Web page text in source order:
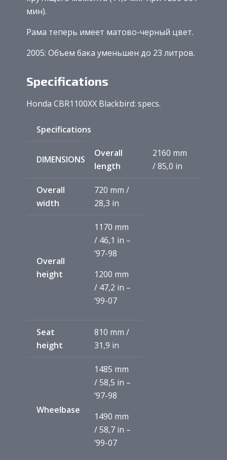
мин).
Рама теперь имеет матово-черный цвет.
2005: Объем бака уменьшен до 23 литров.
Specifications
Honda CBR1100XX Blackbird: specs.
Specifications
DIMENSIONS
Overall
length
2160 mm
/ 85,0 in
Overall
width
720 mm /
28,3 in
Overall
height
1170 mm
/ 46,1 in –
‘97-98
1200 mm
/ 47,2 in –
‘99-07
Seat
height
810 mm /
31,9 in
Wheelbase
1485 mm
/ 58,5 in –
‘97-98
1490 mm
/ 58,7 in –
‘99-07